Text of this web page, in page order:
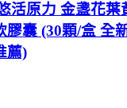
活原力 金盞花葉
膠囊 (30顆/盒 全
薦)